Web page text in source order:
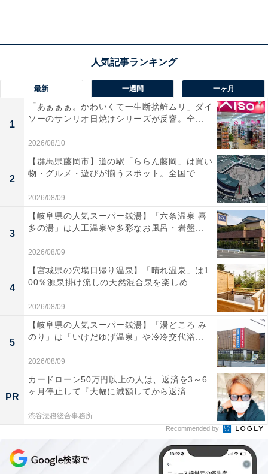
カステラ〈市電デザイン〉について
1928年ごろに走っていた路面電車「500型」をデザイン
した100周年記念パッケージで、側面には「おめでとう
市営交通100周年」の文字が描かれています。
最新 一週間 一ヶ月
1
「あぁぁぁ。かわいくて一生断捨離ムリ」ダイ
ソーのサンリオ日焼けシリーズが反響。全...
2026/08/10
2
【群馬県藤岡市】道の駅「ららん藤岡」は買い
物・グルメ・遊びが揃うスポット。全国で...
2026/08/09
3
【岐阜県の人気スーパー銭湯】「六条温泉 喜
多の湯」は人工温泉や多彩なお風呂・岩盤...
2026/08/09
4
【宮城県の穴場日帰り温泉】「晴れ温泉」は1
00％源泉掛け流しの天然混合泉を楽しめ...
2026/08/09
5
【岐阜県の人気スーパー銭湯】「湯どころ み
のり」は「いけだゆげ温泉」や冷冷交代浴...
2026/08/09
PR
カードローン50万円以上の人は、返済を3～6
ヶ月停止して『大幅に減額してから返済...
渋谷法務総合事務所
Recommended by